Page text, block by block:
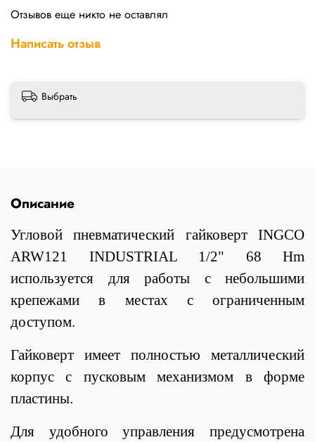
Отзывов еще никто не оставлял
Написать отзыв
Выбрать
Описание
Угловой пневматический гайковерт INGCO
ARW121 INDUSTRIAL 1/2" 68 Hm
используется для работы с небольшими
крепежами в местах с ограниченным
доступом.
Гайковерт имеет полностью металлический
корпус с пусковым механизмом в форме
пластины.
Для удобного управления предусмотрена